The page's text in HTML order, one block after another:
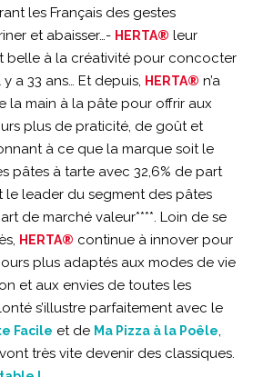
les Français des gestes
et abaisser…- HERTA® leur
belle à la créativité pour concocter
a 33 ans… Et depuis, HERTA® n’a
la main à la pâte pour offrir aux
plus de praticité, de goût et
à ce que la marque soit le
pâtes à tarte avec 32,6% de part
le leader du segment des pâtes
de marché valeur****. Loin de se
HERTA® continue à innover pour
plus adaptés aux modes de vie
et aux envies de toutes les
s’illustre parfaitement avec le
Facile et de Ma Pizza à la Poêle,
très vite devenir des classiques.